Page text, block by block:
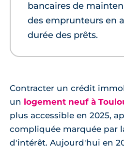
bancaires de
des emprunteurs en
durée des prêts.
Contracter un crédit
un logement neuf à
plus accessible en 2025,
compliquée marquée par
d'intérêt. Aujourd'hui en